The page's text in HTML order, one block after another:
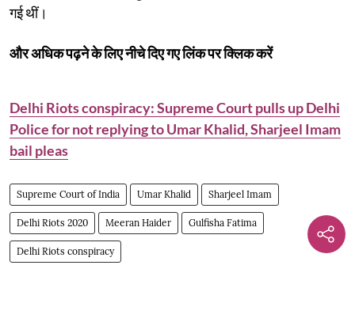
गई थीं।
और अधिक पढ़ने के लिए नीचे दिए गए लिंक पर क्लिक करें
Delhi Riots conspiracy: Supreme Court pulls up Delhi
Police for not replying to Umar Khalid, Sharjeel Imam
bail pleas
Supreme Court of India Umar Khalid Sharjeel Imam
Delhi Riots 2020 Meeran Haider Gulfisha Fatima
Delhi Riots conspiracy